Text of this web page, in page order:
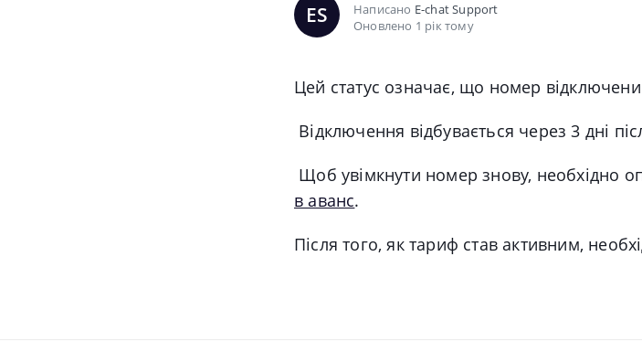
ES Написано E-chat Support
Оновлено 1 рік тому
Цей статус означає, що номер
Відключення відбувається через 3 дні
Щоб увімкнути номер знову, необхідно
в аванс.
Після того, як тариф став активним,